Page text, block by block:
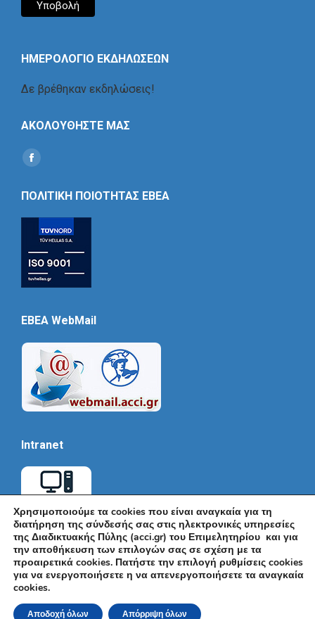
ΗΜΕΡΟΛΟΓΙΟ ΕΚΔΗΛΩΣΕΩΝ
Δε βρέθηκαν εκδηλώσεις!
ΑΚΟΛΟΥΘΗΣΤΕ ΜΑΣ
Find us on:
Social
ΠΟΛΙΤΙΚΗ ΠΟΙΟΤΗΤΑΣ ΕΒΕΑ
EBEA WebMail
Intranet
© Εμπορικό και Βιομηχανικό Επιμελητήριο Αθηνών 2026 |
Ακαδημίας 7, ΤΚ: 10671, Αθήνα, Τηλ: +30 210 3604815, e-mail:
info@acci.gr
Χρησιμοποιούμε τα cookies που είναι αναγκαία για τη
διατήρηση της σύνδεσής σας στις ηλεκτρονικές υπηρεσίες
της Διαδικτυακής Πύλης (acci.gr) του Επιμελητηρίου και για
την αποθήκευση των επιλογών σας σε σχέση με τα
προαιρετικά cookies. Πατήστε την επιλογή ρυθμίσεις cookies
για να ενεργοποιήσετε η να απενεργοποιήσετε τα αναγκαία
cookies.
Αποδοχή όλων Απόρριψη όλων